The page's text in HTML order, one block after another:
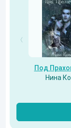
Под
Нина